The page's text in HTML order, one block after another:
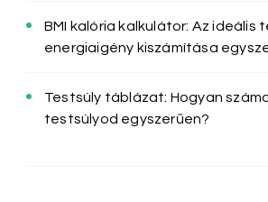
BMI kalória kalkulátor: Az ideális
energiaigény kiszámítása
Testsúly táblázat: Hogyan
testsúlyod egyszerűen?